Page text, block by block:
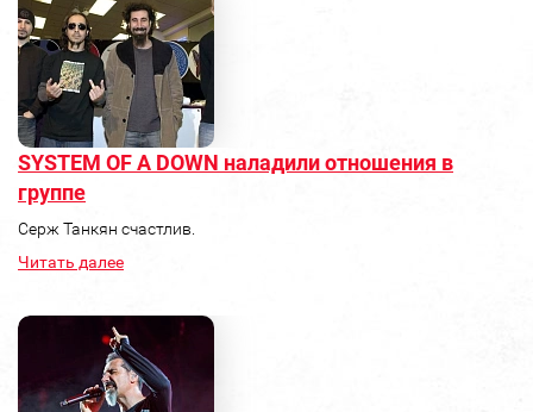
SYSTEM OF A DOWN наладили отношения в
группе
Серж Танкян счастлив.
Читать далее